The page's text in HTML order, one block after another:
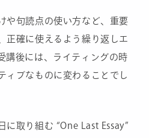
や句読点の使い方など、重要
正確に使えるよう繰り返しエ
講後には、ライティングの時
ィブなものに変わることでし
に取り組む “One Last Essay”